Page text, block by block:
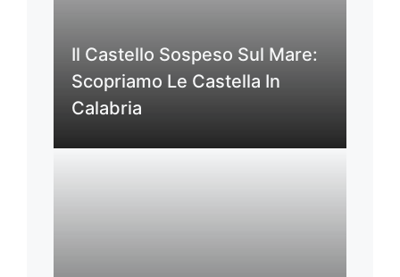
Il Castello Sospeso Sul Mare:
Scopriamo Le Castella In
Calabria